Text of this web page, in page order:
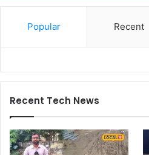
Popular Recent
Recent Tech News